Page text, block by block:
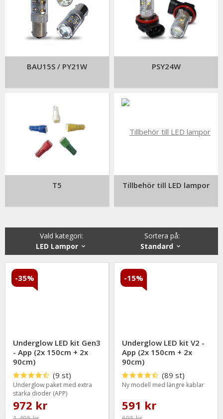
BAU15S / PY21W PSY24W
T5 Tillbehör till LED lampor
Sortera på:
Standard
Vald kategori:
LED Lampor
-35%
Underglow LED kit Gen3
- App (2x 150cm + 2x
90cm)
(9 st)
Underglow paket med extra
starka dioder (APP)
972 kr
-15%
Underglow LED kit V2 -
App (2x 150cm + 2x
90cm)
(89 st)
Ny modell med längre kablar
591 kr